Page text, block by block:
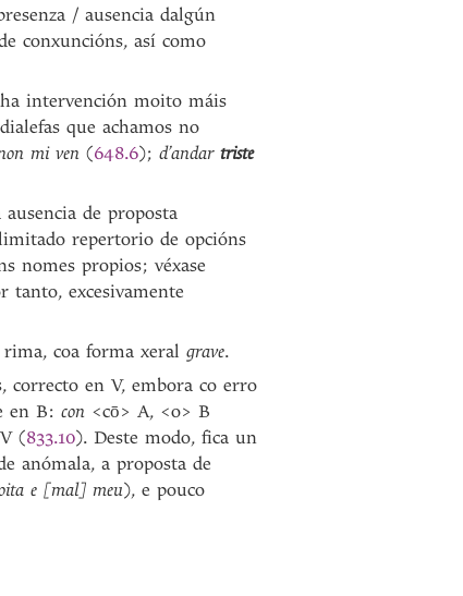
/ ausencia dalgún
conxuncións, así como
intervención moito máis
que achamos no
mi ven (648.6); d’andar triste
de proposta
repertorio de opcións
nomes propios; véxase
tanto, excesivamente
coa forma xeral grave.
correcto en V, embora co erro
en B: con <cō> A, <o> B
(833.10). Deste modo, fica un
anómala, a proposta de
e [mal] meu), e pouco